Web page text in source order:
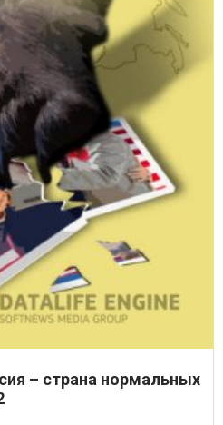
– страна нормальных